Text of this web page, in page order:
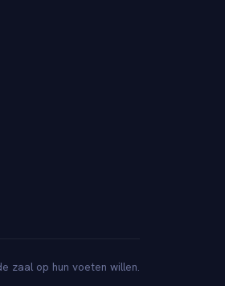
zaal op hun voeten willen.